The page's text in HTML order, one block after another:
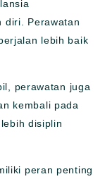
diri. Perawatan
lebih baik
perawatan juga
kembali pada
disiplin
peran penting